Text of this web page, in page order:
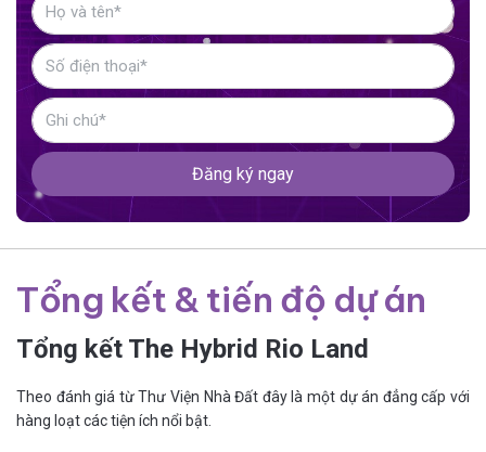
Đăng ký ngay
Tổng kết & tiến độ dự án
Tổng kết The Hybrid Rio Land
Theo đánh giá từ Thư Viện Nhà Đất đây là một dự án đẳng cấp với
hàng loạt các tiện ích nổi bật.